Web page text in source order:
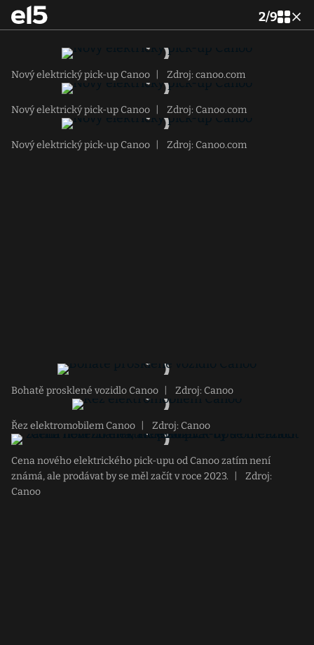
2/9
Nový elektrický pick-up Canoo Zdroj: canoo.com
Nový elektrický pick-up Canoo Zdroj: Canoo.com
Nový elektrický pick-up Canoo Zdroj: Canoo.com
Bohatě prosklené vozidlo Canoo Zdroj: Canoo
Řez elektromobilem Canoo Zdroj: Canoo
Cena nového elektrického pick-upu od Canoo zatím není
známá, ale prodávat by se měl začít v roce 2023.
Zdroj:
Canoo